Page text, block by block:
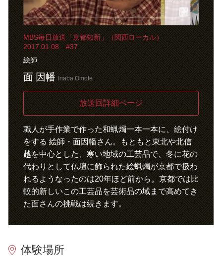
l
a
y
V
MBS毎日放送「京都知新」（関西ローカル）
2017.01.08 #37
絵師
面 因幡 Inaba Omote
放送回詳細ページ
職人が手作業で作った和蝋燭一本一本に、絵付け
をする 絵師・面因幡さん。もともと東北や北信
越を中心とした、寒い地域の工芸品で、冬に花の
代わりとして仏壇に飾られた絵蝋燭が京都で扱わ
れるようなったのは20年ほど前から。京都では比
較的新しいこの工芸品を芸術品の域まで高めてき
た面さんの挑戦は続きます。
体験場所